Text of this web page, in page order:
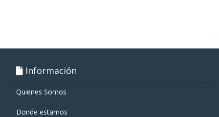
Información
Quienes Somos
Donde estamos